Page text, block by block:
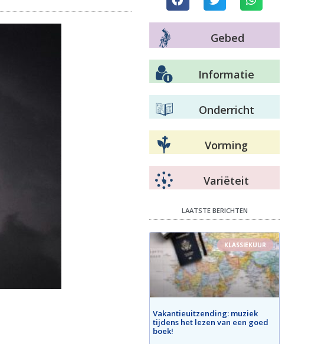
Gebed
Informatie
Onderricht
Vorming
Variëteit
LAATSTE BERICHTEN
KLASSIEKUUR
Vakantieuitzending: muziek
tijdens het lezen van een goed
boek!